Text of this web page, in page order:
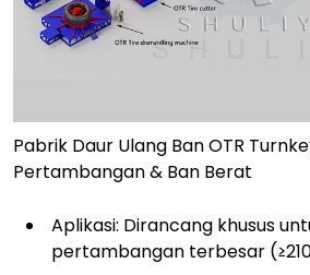
Pabrik Daur Ulang Ban OTR
Pertambangan & Ban Berat
Aplikasi: Dirancang khusus
pertambangan terbesar